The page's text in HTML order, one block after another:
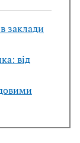
заклади
від